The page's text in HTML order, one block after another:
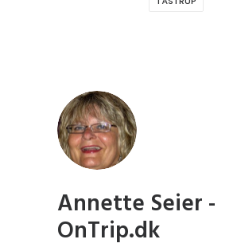
Annette Seier -
OnTrip.dk